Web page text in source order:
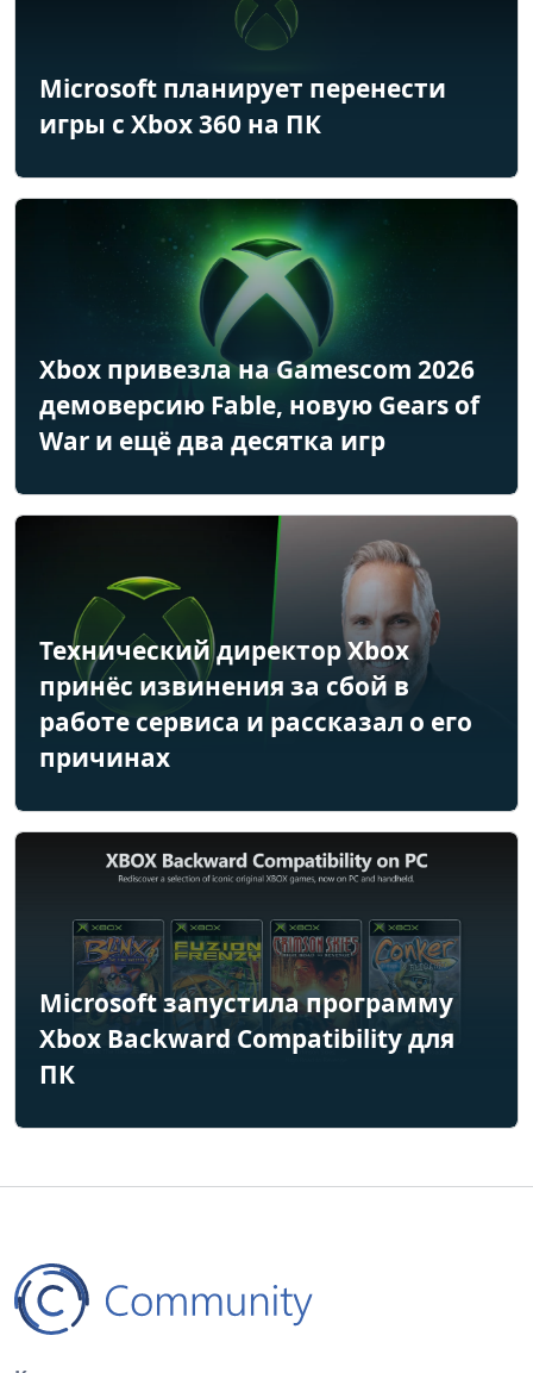
Microsoft планирует перенести
игры с Xbox 360 на ПК
Xbox привезла на Gamescom 2026
демоверсию Fable, новую Gears of
War и ещё два десятка игр
Технический директор Xbox
принёс извинения за сбой в
работе сервиса и рассказал о его
причинах
Microsoft запустила программу
Xbox Backward Compatibility для
ПК